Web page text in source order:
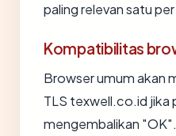
paling relevan satu
Kompatibilitas
Browser umum akan
TLS texwell.co.id jika
mengembalikan "OK".